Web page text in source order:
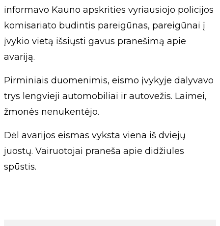
informavo Kauno apskrities vyriausiojo policijos
komisariato budintis pareigūnas, pareigūnai į
įvykio vietą išsiųsti gavus pranešimą apie
avariją.
Pirminiais duomenimis, eismo įvykyje dalyvavo
trys lengvieji automobiliai ir autovežis. Laimei,
žmonės nenukentėjo.
Dėl avarijos eismas vyksta viena iš dviejų
juostų. Vairuotojai praneša apie didžiules
spūstis.